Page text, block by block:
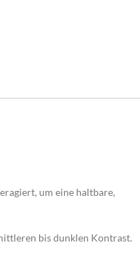
um eine haltbare,
bis dunklen Kontrast.